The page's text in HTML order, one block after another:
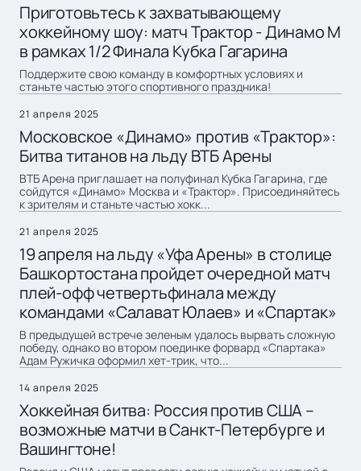
Приготовьтесь к захватывающему
хоккейному шоу: матч Трактор - Динамо М
в рамках 1/2 Финала Кубка Гагарина
Поддержите свою команду в комфортных условиях и
станьте частью этого спортивного праздника!
21 апреля 2025
Московское «Динамо» против «Трактор»:
Битва титанов на льду ВТБ Арены
ВТБ Арена приглашает на полуфинал Кубка Гагарина, где
сойдутся «Динамо» Москва и «Трактор». Присоединяйтесь
к зрителям и станьте частью хокк...
21 апреля 2025
19 апреля на льду «Уфа Арены» в столице
Башкортостана пройдет очередной матч
плей-офф четвертьфинала между
командами «Салават Юлаев» и «Спартак»
В предыдущей встрече зеленым удалось вырвать сложную
победу, однако во втором поединке форвард «Спартака»
Адам Ружичка оформил хет-трик, что...
14 апреля 2025
Хоккейная битва: Россия против США –
возможные матчи в Санкт-Петербурге и
Вашингтоне!